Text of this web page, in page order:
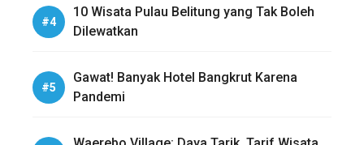
10 Wisata Pulau Belitung yang Tak Boleh
Dilewatkan
Gawat! Banyak Hotel Bangkrut Karena
Pandemi